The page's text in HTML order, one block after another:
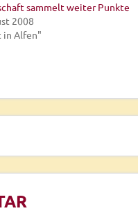
sammelt weiter Punkte
2008
in Alfen"